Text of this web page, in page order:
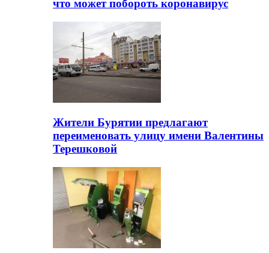
что может побороть коронавирус
Жители Бурятии предлагают
переименовать улицу имени Валентины
Терешковой